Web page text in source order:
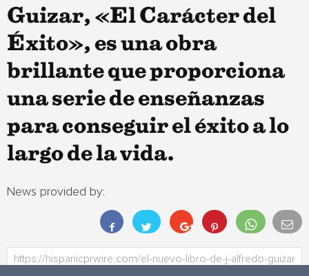
Guizar, «El Carácter del
Éxito», es una obra
brillante que proporciona
una serie de enseñanzas
para conseguir el éxito a lo
largo de la vida.
News provided by: